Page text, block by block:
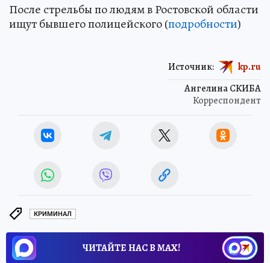
После стрельбы по людям в Ростовской области
ищут бывшего полицейского (подробности)
Ангелина СКИБА
Корреспондент
Источник: kp.ru
КРИМИНАЛ
ЧИТАЙТЕ НАС В МАХ!